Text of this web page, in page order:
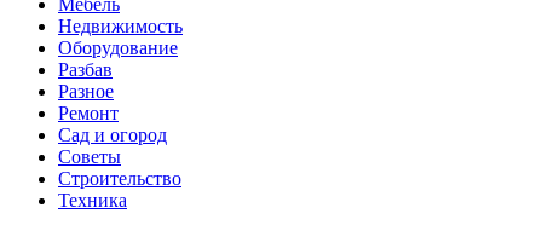
Мебель
Недвижимость
Оборудование
Разбав
Разное
Ремонт
Сад и огород
Советы
Строительство
Техника